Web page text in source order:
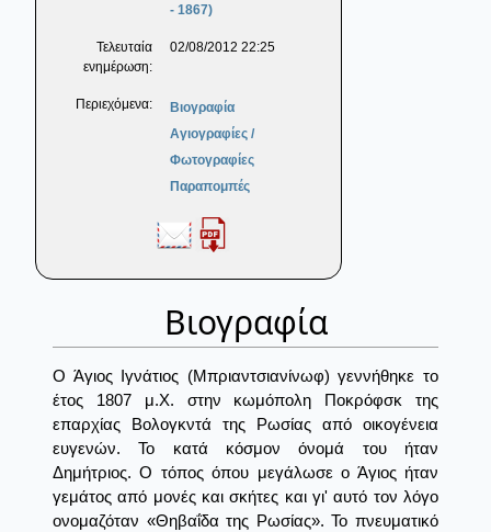
- 1867)
Τελευταία
ενημέρωση:
02/08/2012 22:25
Περιεχόμενα:
Βιογραφία
Αγιογραφίες /
Φωτογραφίες
Παραπομπές
Βιογραφία
Ο Άγιος Ιγνάτιος (Μπριαντσιανίνωφ) γεννήθηκε το
έτος 1807 μ.Χ. στην κωμόπολη Ποκρόφσκ της
επαρχίας Βολογκντά της Ρωσίας από οικογένεια
ευγενών. Το κατά κόσμον όνομά του ήταν
Δημήτριος. Ο τόπος όπου μεγάλωσε ο Άγιος ήταν
γεμάτος από μονές και σκήτες και γι' αυτό τον λόγο
ονομαζόταν «Θηβαΐδα της Ρωσίας». Το πνευματικό